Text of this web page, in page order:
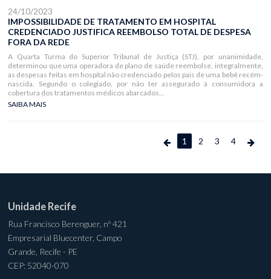
24/10/2023
IMPOSSIBILIDADE DE TRATAMENTO EM HOSPITAL
CREDENCIADO JUSTIFICA REEMBOLSO TOTAL DE DESPESA
FORA DA REDE
A Quarta Turma do Superior Tribunal de Justiça (STJ), por unanimidade,
determinou que uma operadora de plano de saúde reembolse, integralmente,
as despesas feitas em hospital não credenciado pelos pais de uma bebê recém-
nascida. Segundo o colegiado, por não ter assegurado à consumidora a
cobertura dos tratamentos médicos abarcados...
SAIBA MAIS
1 2 3 4
Unidade Recife
Rua Francisco Berenguer, nº 421
Empresarial Bluecenter, Campo
Grande, Recife - PE
CEP: 52040-070